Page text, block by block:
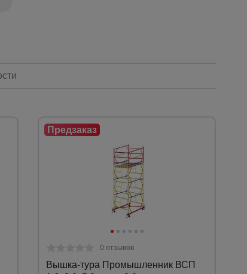
0 отзывов
Вышка-тура Промышленник ВСП